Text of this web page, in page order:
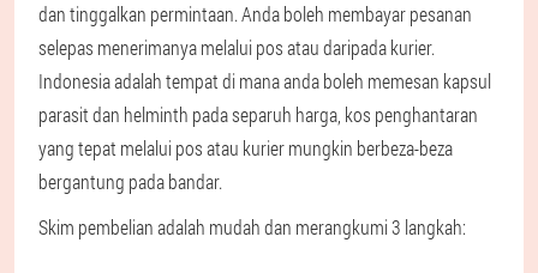
dan tinggalkan permintaan. Anda boleh membayar pesanan
selepas menerimanya melalui pos atau daripada kurier.
Indonesia adalah tempat di mana anda boleh memesan kapsul
parasit dan helminth pada separuh harga, kos penghantaran
yang tepat melalui pos atau kurier mungkin berbeza-beza
bergantung pada bandar.
Skim pembelian adalah mudah dan merangkumi 3 langkah: